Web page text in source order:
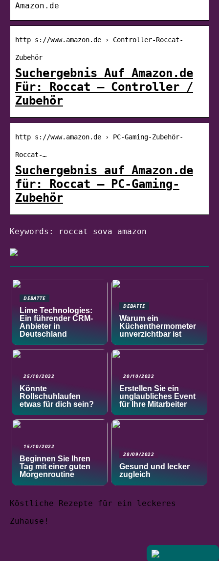
Amazon.de
http s://www.amazon.de › Controller-Roccat-
Zubehör
Suchergebnis Auf Amazon.de
Für: Roccat – Controller /
Zubehör
http s://www.amazon.de › PC-Gaming-Zubehör-
Roccat-…
Suchergebnis auf Amazon.de
für: Roccat – PC-Gaming-
Zubehör
Keywords: roccat sova amazon
DEBATTE
Lime Technologies:
Ein führender CRM-
Anbieter in
Deutschland
DEBATTE
Warum ein
Küchenthermometer
unverzichtbar ist
25/10/2022
Könnte
Rollschuhlaufen
etwas für dich sein?
20/10/2022
Erstellen Sie ein
unglaubliches Event
für Ihre Mitarbeiter
15/10/2022
Beginnen Sie Ihren
Tag mit einer guten
Morgenroutine
28/09/2022
Gesund und lecker
zugleich
Köstliche Rezepte für ein leckeres
Zuhause!